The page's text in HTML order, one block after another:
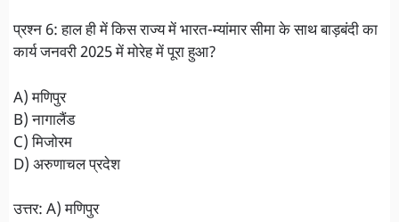
प्रश्न 6: हाल ही में किस राज्य में भारत-म्यांमार सीमा के साथ बाड़बंदी का
कार्य जनवरी 2025 में मोरेह में पूरा हुआ?
A) मणिपुर
B) नागालैंड
C) मिजोरम
D) अरुणाचल प्रदेश
उत्तर: A) मणिपुर